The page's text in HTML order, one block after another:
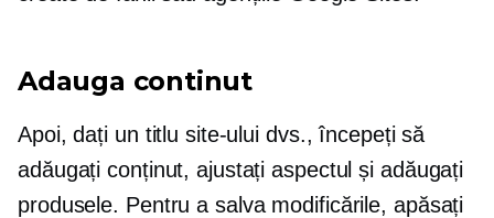
Adauga continut
Apoi, dați un titlu site-ului dvs., începeți să
adăugați conținut, ajustați aspectul și adăugați
produsele. Pentru a salva modificările, apăsați